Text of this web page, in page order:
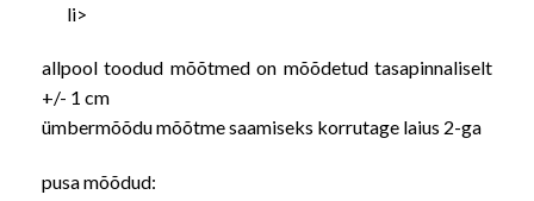
li>
allpool toodud mõõtmed on mõõdetud tasapinnaliselt
+/- 1 cm
ümbermõõdu mõõtme saamiseks korrutage laius 2-ga
pusa mõõdud: